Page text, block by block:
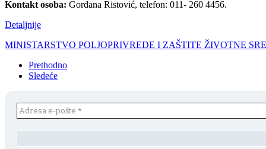
Kontakt osoba: Gordana Ristović, telefon: 011- 260 4456.
Detaljnije
MINISTARSTVO POLJOPRIVREDE I ZAŠTITE ŽIVOTNE
Prethodno
Sledeće